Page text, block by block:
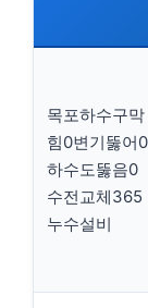
목포하수구막
힘0변기뚫어0
하수도뚫음0
수전교체365
누수설비